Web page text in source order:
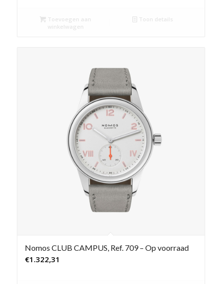
Toevoegen aan
winkelwagen
Toon details
Nomos CLUB CAMPUS, Ref. 709 – Op voorraad
€1.322,31